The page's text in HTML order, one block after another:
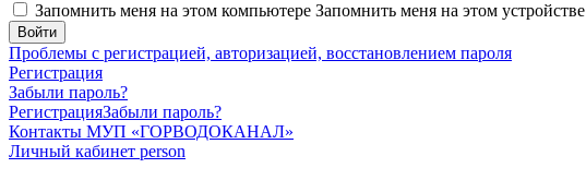
Запомнить меня на этом компьютере Запомнить меня на этом устройстве
Проблемы с регистрацией, авторизацией, восстановлением пароля
Регистрация
Забыли пароль?
РегистрацияЗабыли пароль?
Контакты МУП «ГОРВОДОКАНАЛ»
Личный кабинет person